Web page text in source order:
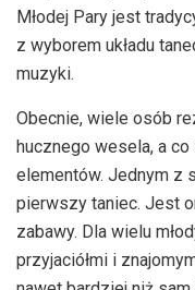
Młodej Pary jest
z wyborem układu
muzyki.
Obecnie, wiele osób
hucznego wesela, a
elementów. Jednym z
pierwszy taniec. Jest
zabawy. Dla wielu
przyjaciółmi i